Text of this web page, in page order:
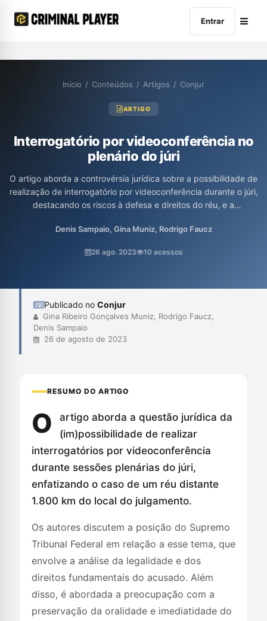
Entrar
Início / Conteúdos / Artigos / Conjur
ARTIGO
Interrogatório por videoconferência no
plenário do júri
O artigo aborda a controvérsia jurídica sobre a possibilidade de
realização de interrogatório por videoconferência durante o júri,
destacando os riscos à defesa e direitos do réu, e a
autores discutem a importância do contato presencial para
como a tecnologia pode comprometer a seriedade dos atos
Denis Sampaio, Gina Muniz, Rodrigo Faucz
26 ago. 2023 10 acessos
Publicado no Conjur
Gina Ribeiro Gonçalves Muniz, Rodrigo Faucz,
Denis Sampaio
26 de agosto de 2023
RESUMO DO ARTIGO
O
artigo aborda a questão jurídica da
(im)possibilidade de realizar
interrogatórios por videoconferência
durante sessões plenárias do júri,
enfatizando o caso de um réu distante
1.800 km do local do julgamento.
Os autores discutem a posição do Supremo
Tribunal Federal em relação a esse tema, que
envolve a análise da legalidade e dos
direitos fundamentais do acusado. Além
disso, é abordada a preocupação com a
preservação da oralidade e imediatidade do